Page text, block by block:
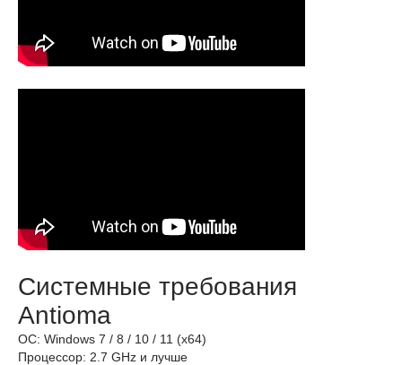
Системные требования
Antioma
ОС: Windows 7 / 8 / 10 / 11 (x64)
Процессор: 2.7 GHz и лучше